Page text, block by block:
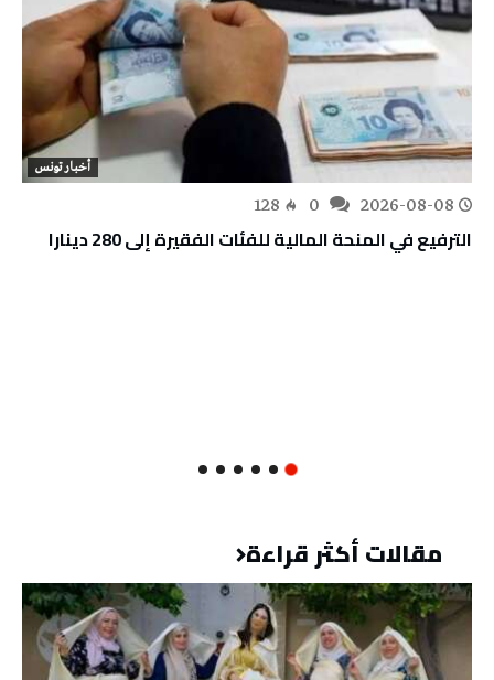
أخبار تونس
2026-08-08
128
الترفيع في المنحة المالية للفئات الفقيرة إلى 280 دينارا
مقالات أكثر قراءة